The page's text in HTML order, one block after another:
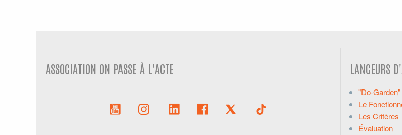
ASSOCIATION ON PASSE À L'ACTE LANCEURS
"Do-Garden"
Le
Les Critères
Évaluation